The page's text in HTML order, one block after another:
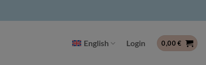
English Login 0,00€